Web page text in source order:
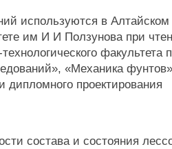
используются в Алтайском
им И И Ползунова при
«Механика
дипломного проектирования
состава и состояния